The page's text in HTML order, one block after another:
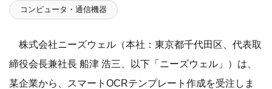
コンピュータ・通信機器
株式会社ニーズウェル（本社：東京都千代田区、代表取
締役会長兼社長 船津 浩三、以下「ニーズウェル」）は、
某企業から、スマートOCRテンプレート作成を受注しま